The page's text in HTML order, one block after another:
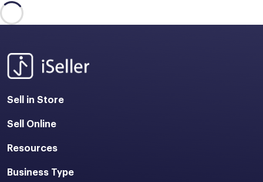
Sell in Store
Sell Online
Resources
Business Type